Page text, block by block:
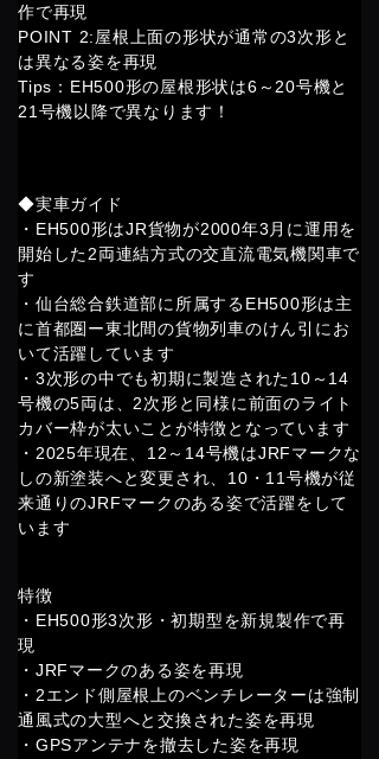
作で再現
POINT 2:屋根上面の形状が通常の3次形と
は異なる姿を再現
Tips：EH500形の屋根形状は6～20号機と
21号機以降で異なります！
◆実車ガイド
・EH500形はJR貨物が2000年3月に運用を
開始した2両連結方式の交直流電気機関車で
す
・仙台総合鉄道部に所属するEH500形は主
に首都圏ー東北間の貨物列車のけん引にお
いて活躍しています
・3次形の中でも初期に製造された10～14
号機の5両は、2次形と同様に前面のライト
カバー枠が太いことが特徴となっています
・2025年現在、12～14号機はJRFマークな
しの新塗装へと変更され、10・11号機が従
来通りのJRFマークのある姿で活躍をして
います
特徴
・EH500形3次形・初期型を新規製作で再
現
・JRFマークのある姿を再現
・2エンド側屋根上のベンチレーターは強制
通風式の大型へと交換された姿を再現
・GPSアンテナを撤去した姿を再現